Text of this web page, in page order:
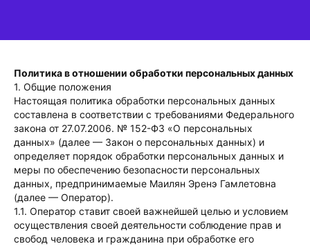
Политика в отношении обработки персональных данных
1. Общие положения
Настоящая политика обработки персональных данных
составлена в соответствии с требованиями Федерального
закона от 27.07.2006. № 152-ФЗ «О персональных
данных» (далее — Закон о персональных данных) и
определяет порядок обработки персональных данных и
меры по обеспечению безопасности персональных
данных, предпринимаемые Маилян Эренэ Гамлетовна
(далее — Оператор).
1.1. Оператор ставит своей важнейшей целью и условием
осуществления своей деятельности соблюдение прав и
свобод человека и гражданина при обработке его